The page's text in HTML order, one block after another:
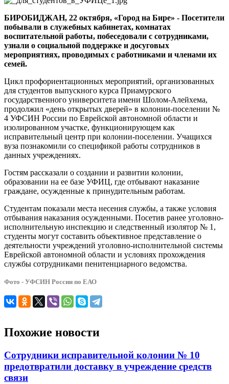
со
службой
УФСИН
ЕАО
БИРОБИДЖАН, 22 октября, «Город на Бире» - Посетители
побывали в служебных кабинетах, комнатах
воспитательной работы, побеседовали с сотрудниками,
узнали о социальной поддержке и досуговых
мероприятиях, проводимых с работниками и членами их
семей.
Цикл профориентационных мероприятий, организованных
для студентов выпускного курса Приамурского
государственного университета имени Шолом-Алейхема,
продолжил «день открытых дверей» в колонии-поселении №
4 УФСИН России по Еврейской автономной области и
изолированном участке, функционирующем как
исправительный центр при колонии-поселении. Учащихся
вуза познакомили со спецификой работы сотрудников в
данных учреждениях.
Гостям рассказали о создании и развитии колонии,
образовании на ее базе УФИЦ, где отбывают наказание
граждане, осужденные к принудительным работам.
Студентам показали места несения службы, а также условия
отбывания наказания осужденными. Посетив ранее уголовно-
исполнительную инспекцию и следственный изолятор № 1,
студенты могут составить объективное представление о
деятельности учреждений уголовно-исполнительной системы
Еврейской автономной области и условиях прохождения
службы сотрудниками пенитенциарного ведомства.
Фото - УФСИН России по ЕАО
Похожие новости
Сотрудники исправительной колонии № 10
предотвратили доставку в учреждение средств
связи